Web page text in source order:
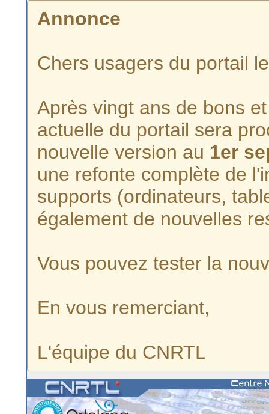
Annonce
Chers usagers du portail
Après vingt ans de bons
actuelle du portail sera
nouvelle version au 1er
une refonte complète de
supports (ordinateurs,
également de nouvelles
Vous pouvez tester la
En vous remerciant,
L'équipe du CNRTL